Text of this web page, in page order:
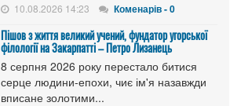
10.08.2026 14:23 Коменарів - 0
Пішов з життя великий учений, фундатор угорської
філології на Закарпатті – Петро Лизанець
8 серпня 2026 року перестало битися
серце людини-епохи, чиє ім'я назавжди
вписане золотими...